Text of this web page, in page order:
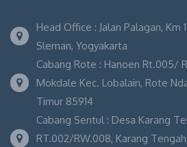
Head Office : Jalan Palagan, Km
Sleman, Yogyakarta
Cabang Rote : Hanoen Rt.005/
Mokdale Kec. Lobalain, Rote
Timur 85914
Cabang Sentul : Desa Karang
RT.002/RW.008, Karang